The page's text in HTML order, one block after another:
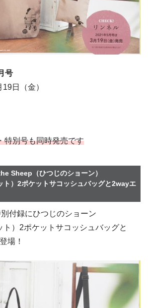
号
日（金）
特別号も同時発売です
Sheep（ひつじのショーン）
ト）2ポケットサコッシュバッグと2wayエ
付録にひつじのショーン
ト）2ポケットサコッシュバッグと
場！